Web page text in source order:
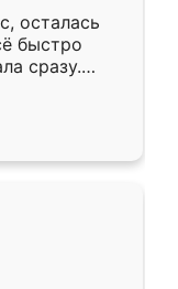
осталась
быстро
сразу.
к
Собрали
даже